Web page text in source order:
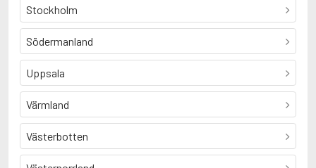
Stockholm
Södermanland
Uppsala
Värmland
Västerbotten